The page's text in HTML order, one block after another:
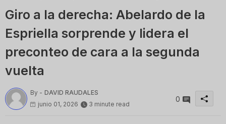
Giro a la derecha: Abelardo de la
Espriella sorprende y lidera el
preconteo de cara a la segunda
vuelta
By - DAVID RAUDALES
junio 01, 2026
3 minute read
0